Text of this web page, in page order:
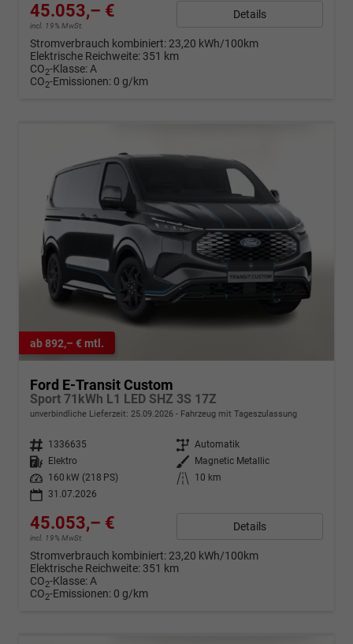
45.053,– €
incl. 19% MwSt.
Details
Stromverbrauch kombiniert: 23,20 kWh/100km
Elektrische Reichweite: 351 km
CO2-Klasse:A
CO2-Emissionen: 0 g/km
ab 892,– € mtl.
Ford E-Transit Custom
Sport 71kWh L1 LED SHZ 3S 17Z
unverbindliche Lieferzeit: 25.09.2026 Fahrzeug mit Tageszulassung
Fahrzeugnr. 1336635 Getriebe Automatik
Kraftstoff
Elektro Außenfarbe
Magnetic Metallic
Leistung
160 kW (218 PS) Kilometerstand
10 km
31.07.2026
45.053,– €
incl. 19% MwSt.
Details
Stromverbrauch kombiniert: 23,20 kWh/100km
Elektrische Reichweite: 351 km
CO2-Klasse:A
CO2-Emissionen: 0 g/km